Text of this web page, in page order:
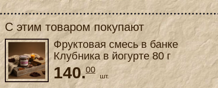
С этим товаром покупают
Фруктовая смесь в банке
Клубника в йогурте 80 г
140.00
шт.